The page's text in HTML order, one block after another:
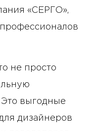
«СЕРГО»,
не просто
Это выгодные
дизайнеров